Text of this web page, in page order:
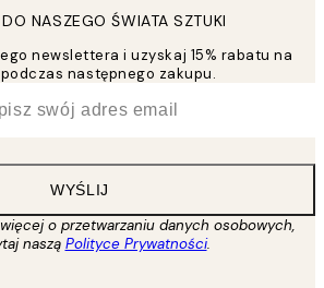
NASZEGO ŚWIATA SZTUKI
newslettera i uzyskaj 15% rabatu na
następnego zakupu.
WYŚLIJ
o przetwarzaniu danych osobowych,
naszą Polityce Prywatności.